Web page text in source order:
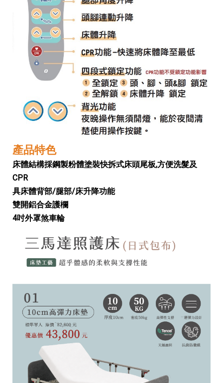
產品特色
床體結構採鋼製粉體塗裝快拆式床頭尾板,方便洗髮及
CPR
具床體背部/腿部/床升降功能
雙開鋁合金護欄
4吋外罩煞車輪